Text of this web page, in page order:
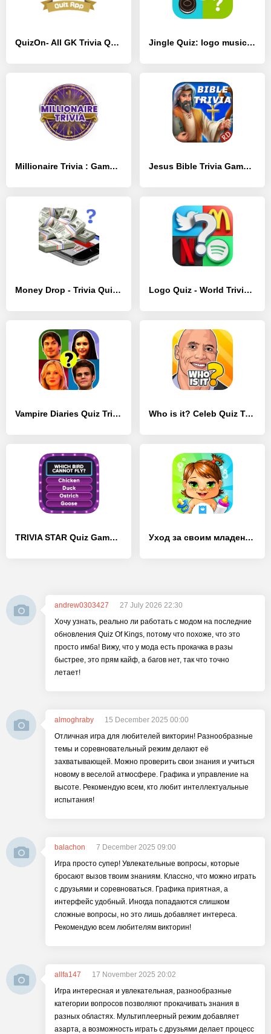
QuizOn- All GK Trivia Quiz App - [MOD Бесконечные деньги] Jingle Quiz: logo music trivia - [MOD Бесконечные деньги]
Millionaire Trivia : Game Quiz - [MOD Бесконечные деньги] Jesus Bible Trivia Games Quiz - [MOD Много монет]
Money Drop - Trivia Quiz Game - [MOD Бесконечные монеты] Logo Quiz - World Trivia Game - [MOD Бесконечные монеты]
Vampire Diaries Quiz Trivia - [MOD Бесконечные деньги] Who is it? Celeb Quiz Trivia - [MOD Бесконечные монеты]
TRIVIA STAR Quiz Games Offline - [MOD Бесконечные монеты] Уход за своим младенцем
andrew0303427
27 July 2026 22:30
Хочу узнать, реально ли работать с модом на последние
обновления Quiz Of Kings, потому что похоже, что это
просто имба! Вижу, что у мода есть прокачка в разы
быстрее, это прям кайф, а багов нет, так что точно
летает!
almoghraby
15 December 2025 00:00
Отличная игра для любителей викторин! Разнообразные
темы и соревновательный режим делают её
захватывающей. Можно проверить свои знания и учиться
новому в веселой атмосфере. Графика и управление на
высоте. Рекомендую всем, кто любит интеллектуальные
испытания!
balachon
7 December 2025 09:00
Игра просто супер! Увлекательные вопросы, которые
бросают вызов твоим знаниям. Классно, что можно играть
с друзьями и соревноваться. Графика приятная, а
интерфейс удобный. Иногда попадаются слишком
сложные вопросы, но это лишь добавляет интереса.
Рекомендую всем любителям викторин!
allfa147
17 November 2025 20:02
Игра интересная и увлекательная, разнообразные
категории вопросов позволяют прокачивать знания в
разных областях. Мультиплеерный режим добавляет
азарта, а возможность играть с друзьями делает процесс